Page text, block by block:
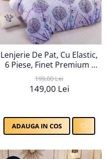
Lenjerie De Pat, Cu Elastic,
6 Piese, Finet Premium -
LPBF6PE45
199,00 Lei
149,00 Lei
ADAUGA IN COS